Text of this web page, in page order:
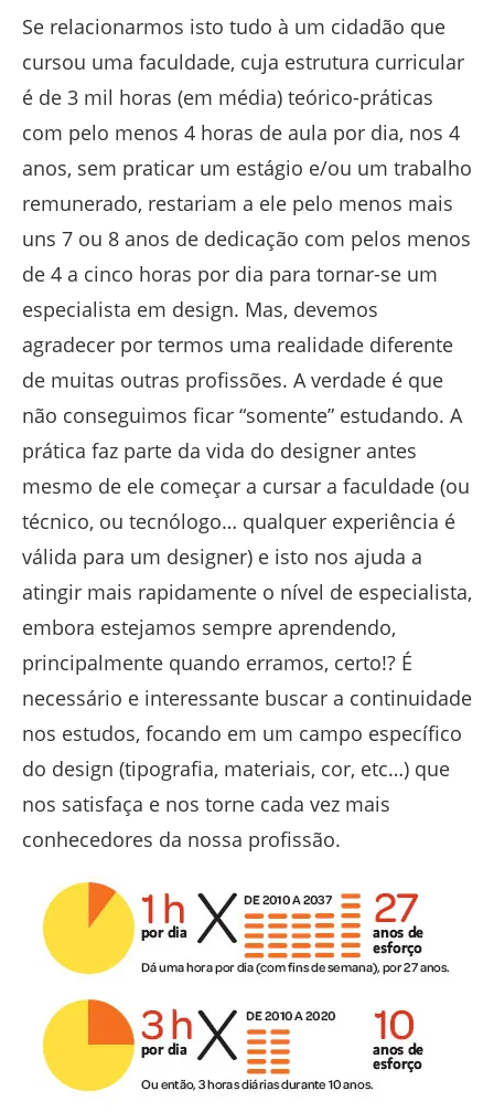
Se relacionarmos isto tudo à um cidadão que
cursou uma faculdade, cuja estrutura curricular
é de 3 mil horas (em média) teórico-práticas
com pelo menos 4 horas de aula por dia, nos 4
anos, sem praticar um estágio e/ou um trabalho
remunerado, restariam a ele pelo menos mais
uns 7 ou 8 anos de dedicação com pelos menos
de 4 a cinco horas por dia para tornar-se um
especialista em design. Mas, devemos
agradecer por termos uma realidade diferente
de muitas outras profissões. A verdade é que
não conseguimos ficar “somente” estudando. A
prática faz parte da vida do designer antes
mesmo de ele começar a cursar a faculdade (ou
técnico, ou tecnólogo… qualquer experiência é
válida para um designer) e isto nos ajuda a
atingir mais rapidamente o nível de especialista,
embora estejamos sempre aprendendo,
principalmente quando erramos, certo!? É
necessário e interessante buscar a continuidade
nos estudos, focando em um campo específico
do design (tipografia, materiais, cor, etc…) que
nos satisfaça e nos torne cada vez mais
conhecedores da nossa profissão.